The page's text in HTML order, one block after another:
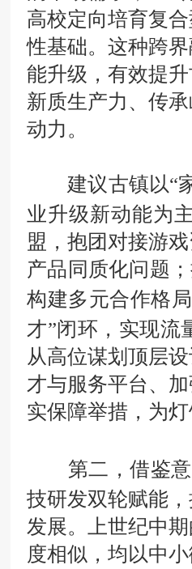
高校定向培育复
性基础。这种跨
能升级，有效提
新质生产力、传
动力。
建议古镇以“
业升级新动能为
盟，抱团对接游
产品同质化问题
构建多元合作格
才”闭环，实现流
从高位谋划顶层
才与服务平台、
实保障举措，为
第二，借鉴意
技研发双轮赋能
发展。上世纪中
度相似，均以中